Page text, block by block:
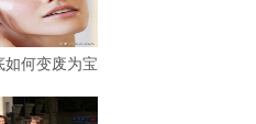
如何变废为宝